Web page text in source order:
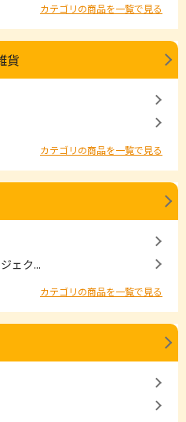
カテゴリの商品を一覧で見る
貨
カテゴリの商品を一覧で見る
ェク...
カテゴリの商品を一覧で見る